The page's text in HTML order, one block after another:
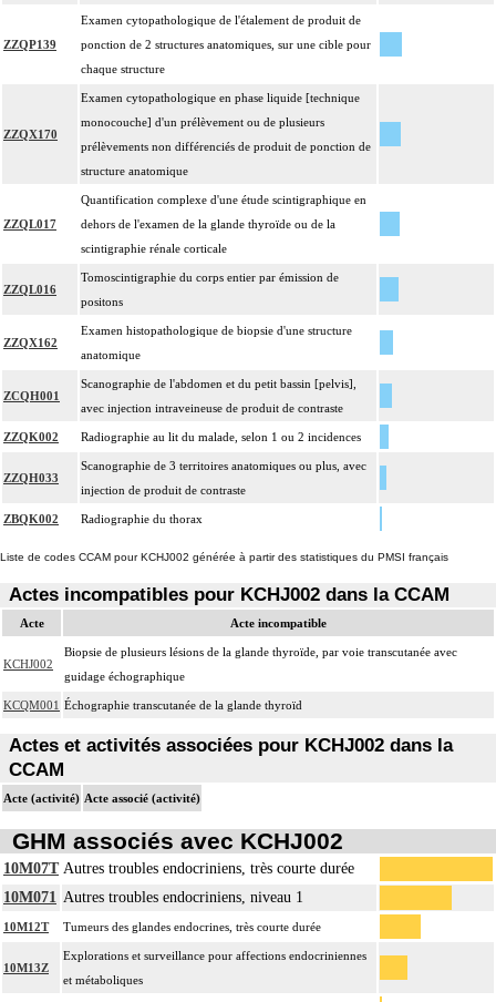
ZZQP139
Examen cytopathologique de l'étalement de produit de
ponction de 2 structures anatomiques, sur une cible pour
chaque structure
ZZQX170
Examen cytopathologique en phase liquide [technique
monocouche] d'un prélèvement ou de plusieurs
prélèvements non différenciés de produit de ponction de
structure anatomique
ZZQL017
Quantification complexe d'une étude scintigraphique en
dehors de l'examen de la glande thyroïde ou de la
scintigraphie rénale corticale
ZZQL016
Tomoscintigraphie du corps entier par émission de
positons
ZZQX162
Examen histopathologique de biopsie d'une structure
anatomique
ZCQH001
Scanographie de l'abdomen et du petit bassin [pelvis],
avec injection intraveineuse de produit de contraste
ZZQK002 Radiographie au lit du malade, selon 1 ou 2 incidences
ZZQH033
Scanographie de 3 territoires anatomiques ou plus, avec
injection de produit de contraste
ZBQK002 Radiographie du thorax
Liste de codes CCAM pour KCHJ002 générée à partir des statistiques du PMSI français
Actes incompatibles pour KCHJ002 dans la CCAM
Acte Acte incompatible
KCHJ002
Biopsie de plusieurs lésions de la glande thyroïde, par voie transcutanée avec
guidage échographique
KCQM001 Échographie transcutanée de la glande thyroïd
Actes et activités associées pour KCHJ002 dans la
CCAM
Acte (activité) Acte associé (activité)
GHM associés avec KCHJ002
10M07T Autres troubles endocriniens, très courte durée
10M071 Autres troubles endocriniens, niveau 1
10M12T Tumeurs des glandes endocrines, très courte durée
10M13Z
Explorations et surveillance pour affections endocriniennes
et métaboliques